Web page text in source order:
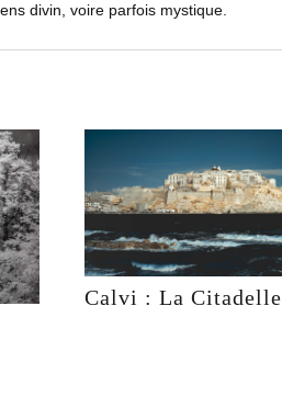
divin, voire parfois mystique.
Calvi : La Citadelle